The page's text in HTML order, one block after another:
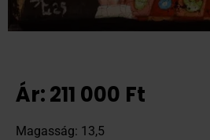
Ár:211 000 Ft
Magasság: 13,5